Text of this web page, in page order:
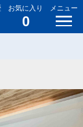
お気に入り
0
メニュー